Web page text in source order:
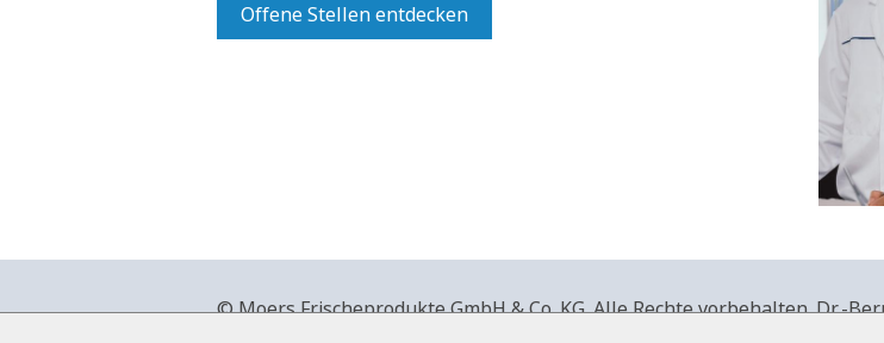
Offene Stellen entdecken
© Moers Frischeprodukte GmbH & Co. KG. Alle Rechte vorbehalten.Dr.-